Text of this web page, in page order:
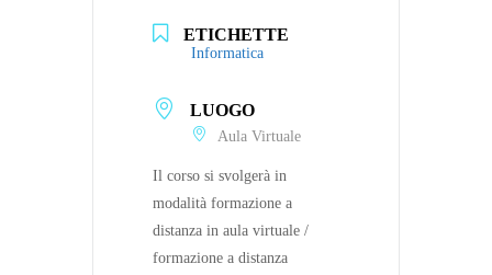
ETICHETTE
Informatica
LUOGO
Aula Virtuale
Il corso si svolgerà in
modalità formazione a
distanza in aula virtuale /
formazione a distanza